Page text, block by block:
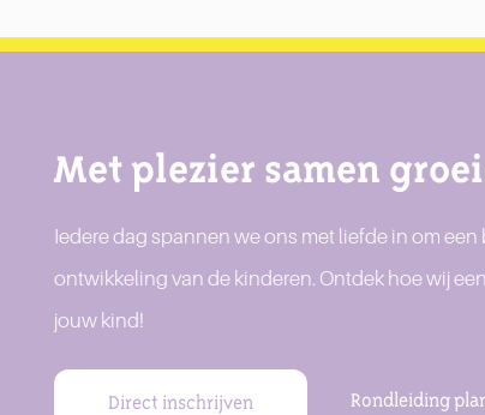
Met plezier samen
Iedere dag spannen we ons met liefde in om een
ontwikkeling van de kinderen. Ontdek hoe wij
jouw kind!
Direct inschrijven Rondleiding